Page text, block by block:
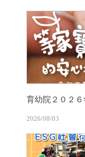
育幼院２０２
2026/08/03